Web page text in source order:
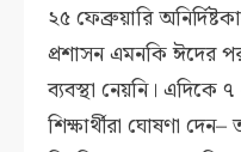
২৫ ফেব্রুয়ারি
প্রশাসন এমনকি ঈদের
ব্যবস্থা নেয়নি। এদিকে
শিক্ষার্থীরা ঘোষণা